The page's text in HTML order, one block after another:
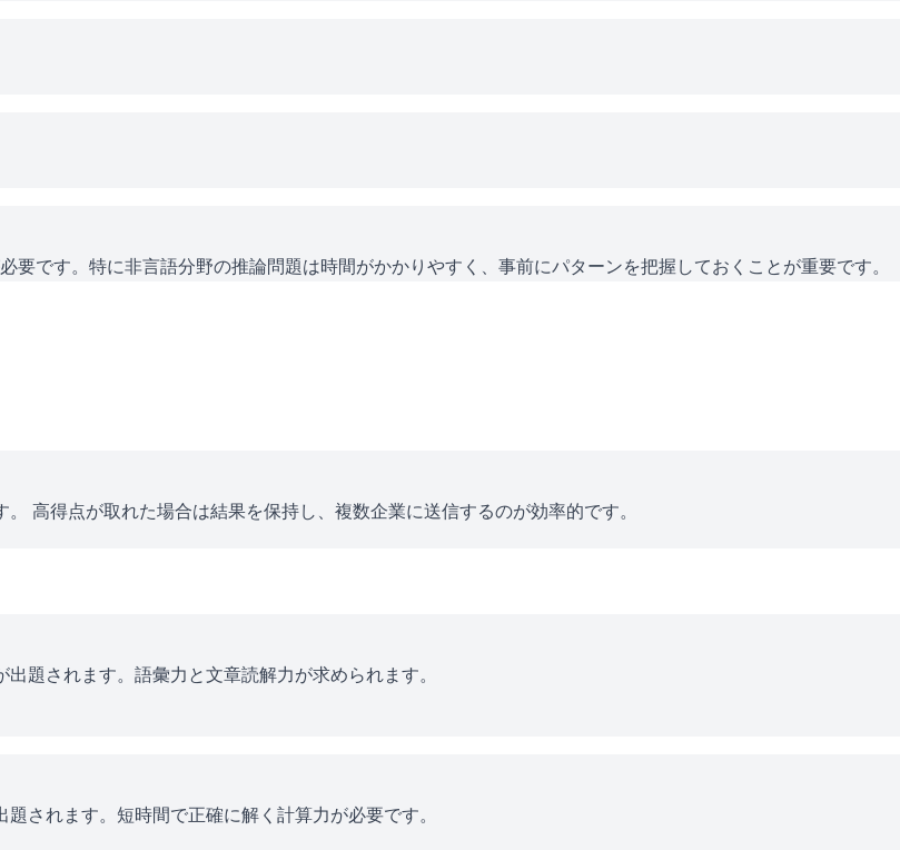
です。特に非言語分野の推論問題は時間がかかりやすく、事前にパターンを把握しておくことが重要です。
高得点が取れた場合は結果を保持し、複数企業に送信するのが効率的です。
題されます。語彙力と文章読解力が求められます。
されます。短時間で正確に解く計算力が必要です。